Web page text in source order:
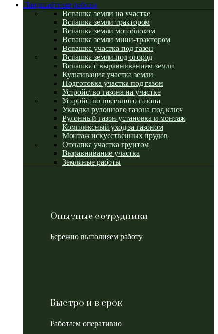
Ландшафтные работы
Вспашка земли на участке
Вспашка земли трактором
Вспашка земли мотоблоком
Вспашка земли мини-трактором
Вспашка участка под газон
Вспашка земли под огород
Вспашка с выравниванием земли
Культивация участка земли
Подготовка участка под газон
Устройство газона на участке
Устройство посевного газона
Укладка рулонного газона под ключ
Рулонный газон установка и монтаж
Комплексный уход за газоном
Монтаж искусственных прудов
Отсыпка участка грунтом
Выравнивание участка
Земляные работы
Опытные сотрудники
Бережно выполняем работу
Быстро и в срок
Работаем оперативно